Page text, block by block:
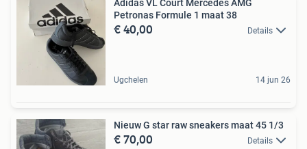
Adidas VL Court Mercedes AMG
Petronas Formule 1 maat 38
€ 40,00 Details
Ugchelen 14 jun 26
Nieuw G star raw sneakers maat 45 1/3
€ 70,00 Details